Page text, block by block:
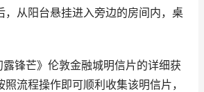
，从阳台悬挂进入旁边的房间内，桌
锋芒》伦敦金融城明信片的详细获
流程操作即可顺利收集该明信片，